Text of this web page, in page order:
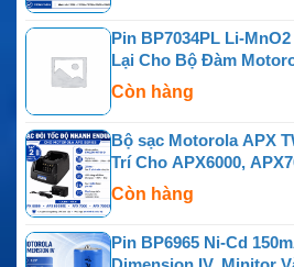
Pin BP7034PL Li-
Lại Cho Bộ Đàm
Còn hàng
Bộ sạc Motorola APX
Trí Cho APX6000,
Còn hàng
Pin BP6965 Ni-Cd